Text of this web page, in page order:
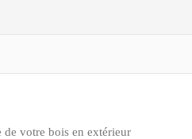
de votre bois en extérieur